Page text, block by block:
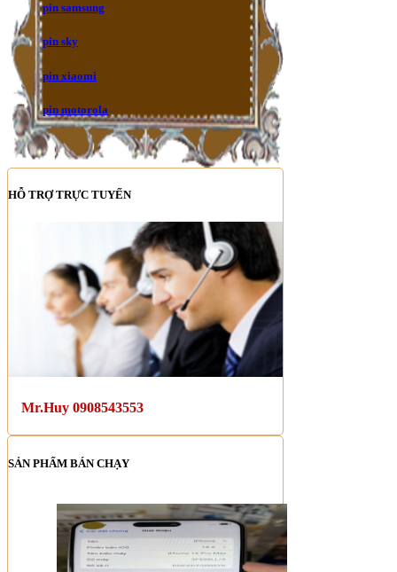
pin samsung
pin sky
pin xiaomi
pin motorola
HỖ TRỢ TRỰC TUYẾN
Mr.Huy 0908543553
SẢN PHẨM BÁN CHẠY